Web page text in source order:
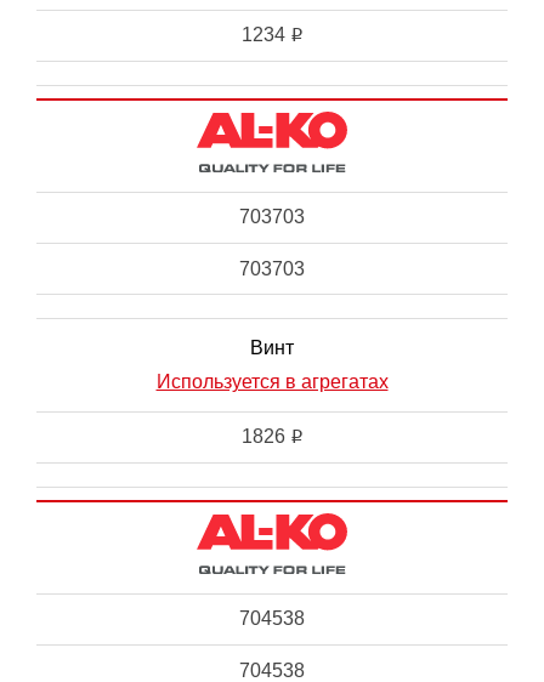
1234 i
703703
703703
Винт
Используется в агрегатах
1826 i
704538
704538